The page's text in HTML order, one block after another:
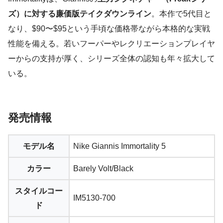
ズ）に対する廉価版テイクダウンライン。本作で5代目と
なり、$90〜$95という手頃な価格帯ながら本格的な実戦
性能を備える。若いフーパーやレクリエーションプレイヤ
ーからの支持が厚く、シリーズ全体の認知も年々拡大して
いる。
発売情報
モデル名 Nike Giannis Immortality 5
カラー Barely Volt/Black
スタイルコー
ド
IM5130-700